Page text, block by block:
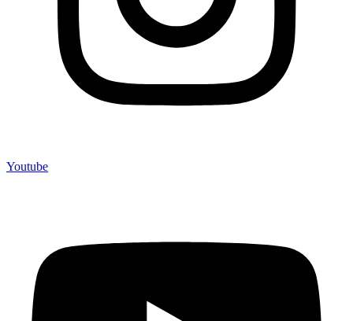
Youtube